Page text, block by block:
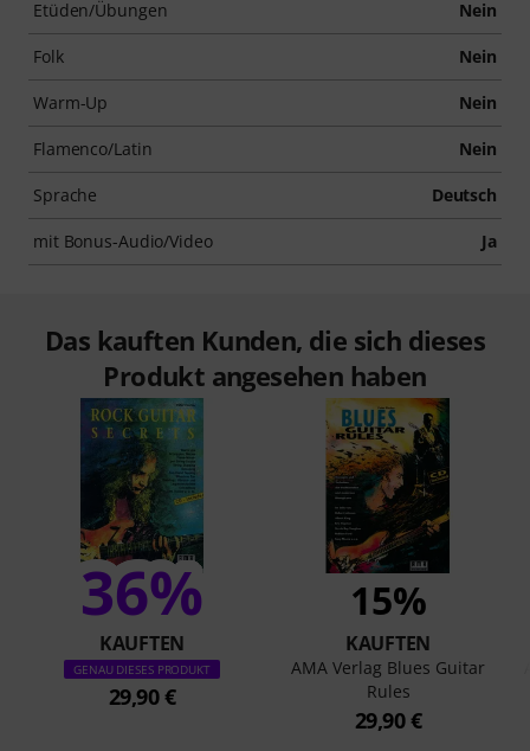
Etüden/Übungen Nein
Folk Nein
Warm-Up Nein
Flamenco/Latin Nein
Sprache Deutsch
mit Bonus-Audio/Video Ja
Das kauften Kunden, die sich dieses
Produkt angesehen haben
36%
KAUFTEN
GENAU DIESES PRODUKT
29,90 €
15%
KAUFTEN
AMA Verlag Blues Guitar
Rules
29,90 €